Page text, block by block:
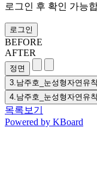
로그인 후 확인 가능
로그인
BEFORE
AFTER
3.남주호_눈성형자연유
4.남주호_눈성형자연유
목록보기
Powered by KBoard